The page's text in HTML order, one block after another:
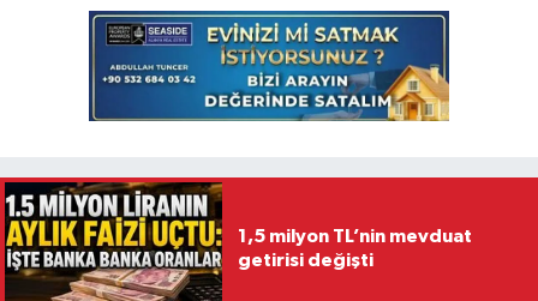
1,5 milyon TL’nin mevduat
getirisi değişti